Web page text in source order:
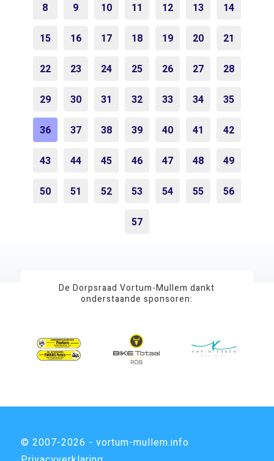
8 9 10 11 12 13 14
15 16 17 18 19 20 21
22 23 24 25 26 27 28
29 30 31 32 33 34 35
36 37 38 39 40 41 42
43 44 45 46 47 48 49
50 51 52 53 54 55 56
57
De Dorpsraad Vortum-Mullem dankt
onderstaande sponsoren:
© 2007-2026 - vortum-mullem.info